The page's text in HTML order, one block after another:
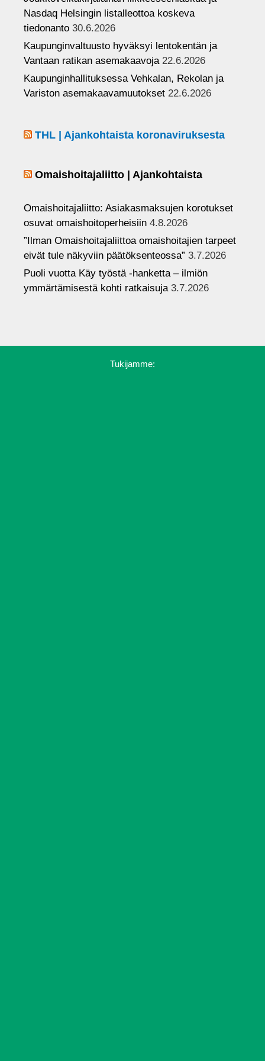
el
Nasdaq Helsingin listalleottoa koskeva
tiedonanto 30.6.2026
Kaupunginvaltuusto hyväksyi lentokentän ja
Vantaan ratikan asemakaavoja 22.6.2026
Kaupunginhallituksessa Vehkalan, Rekolan ja
Variston asemakaavamuutokset 22.6.2026
THL | Ajankohtaista koronaviruksesta
Omaishoitajaliitto | Ajankohtaista
Omaishoitajaliitto: Asiakasmaksujen korotukset
osuvat omaishoitoperheisiin 4.8.2026
”Ilman Omaishoitajaliittoa omaishoitajien tarpeet
eivät tule näkyviin päätöksenteossa” 3.7.2026
Puoli vuotta Käy työstä -hanketta – ilmiön
ymmärtämisestä kohti ratkaisuja 3.7.2026
Tukijamme: